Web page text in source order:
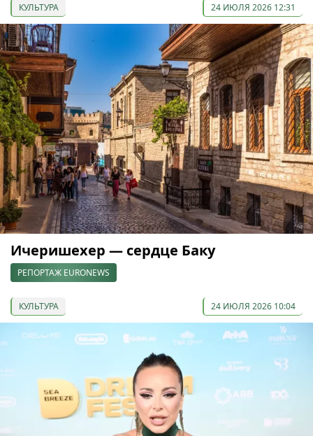
КУЛЬТУРА 24 ИЮЛЯ 2026 12:31
Ичеришехер — сердце Баку
РЕПОРТАЖ EURONEWS
КУЛЬТУРА 24 ИЮЛЯ 2026 10:04